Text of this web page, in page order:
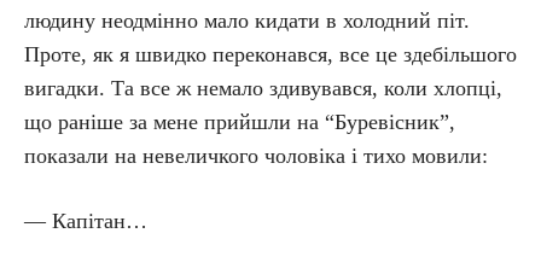
людину неодмінно мало кидати в холодний піт.
Проте, як я швидко переконався, все це здебільшого
вигадки. Та все ж немало здивувався, коли хлопці,
що раніше за мене прийшли на “Буревісник”,
показали на невеличкого чоловіка і тихо мовили:
— Капітан…